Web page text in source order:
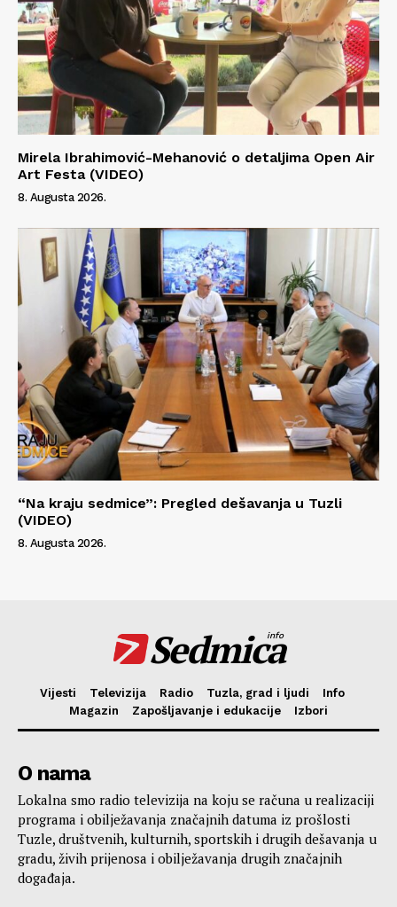
Mirela Ibrahimović-Mehanović o detaljima Open Air
Art Festa (VIDEO)
8. Augusta 2026.
“Na kraju sedmice”: Pregled dešavanja u Tuzli
(VIDEO)
8. Augusta 2026.
Sedmica
info
Vijesti Televizija Radio Tuzla, grad i ljudi
Info
Magazin
Zapošljavanje i edukacije Izbori
O nama
Lokalna smo radio televizija na koju se računa u realizaciji
programa i obilježavanja značajnih datuma iz prošlosti
Tuzle, društvenih, kulturnih, sportskih i drugih dešavanja u
gradu, živih prijenosa i obilježavanja drugih značajnih
događaja.